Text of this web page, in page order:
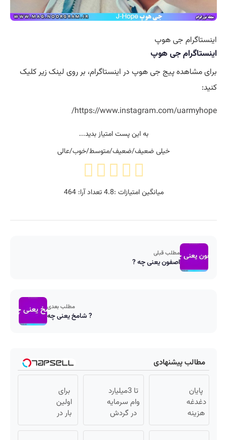
اینستاگرام جی هوپ
اینستاگرام جی هوپ
برای مشاهده پیج جی هوپ در اینستاگرام، بر روی لینک زیر کلیک
کنید:
https://www.instagram.com/uarmyhope/
به این پست امتیاز بدید...
خیلی ضعیف/ضعیف/متوسط/خوب/عالی
میانگین امتیازات :4.8تعداد آرا:464
مطلب قبلی
اصفون یعنی چه ?
مطلب بعدی
شامخ یعنی چه ?
مطالب پیشنهادی
پایان
دغدغه
هزینه
های
تا 3میلیارد
وام سرمایه
در گردش
فروشندگان
برای
اولین
بار در
ایران